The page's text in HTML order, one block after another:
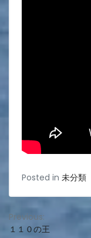
Posted in 未分類
投
Previous:
１１０の王